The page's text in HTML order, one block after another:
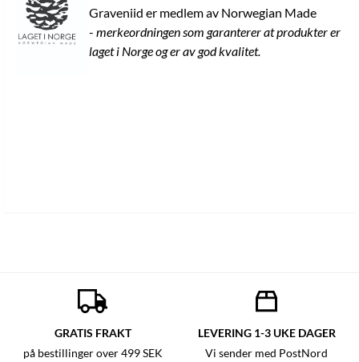
Graveniid er medlem av Norwegian Made
- merkeordningen som garanterer at produkter er
laget i Norge og er av god kvalitet.
GRATIS FRAKT
på bestillinger over 499 SEK
LEVERING 1-3 UKE DAGER
Vi sender med PostNord